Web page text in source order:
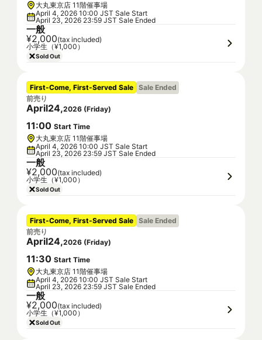
大丸東京店 11階催事場
April 4, 2026 10:00 JST Sale Start
April 23, 2026 23:59 JST Sale Ended
一般
¥2,000(tax included)
小学生（¥1,000）
Sold Out
First-Come, First-Served Sale Sale Ended
前売り
April24,2026 (Friday)
11:00 Start Time
大丸東京店 11階催事場
April 4, 2026 10:00 JST Sale Start
April 23, 2026 23:59 JST Sale Ended
一般
¥2,000(tax included)
小学生（¥1,000）
Sold Out
First-Come, First-Served Sale Sale Ended
前売り
April24,2026 (Friday)
11:30 Start Time
大丸東京店 11階催事場
April 4, 2026 10:00 JST Sale Start
April 23, 2026 23:59 JST Sale Ended
一般
¥2,000(tax included)
小学生（¥1,000）
Sold Out